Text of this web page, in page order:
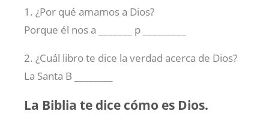
1. ¿Por qué amamos a Dios?
Porque él nos a _______ p _________
2. ¿Cuál libro te dice la verdad acerca de Dios?
La Santa B ________
La Biblia te dice cómo es Dios.